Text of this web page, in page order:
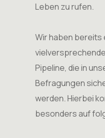
Leben zu rufen.
Wir haben bereits
Pipeline, die in
Befragungen
werden. Hierbei
besonders auf